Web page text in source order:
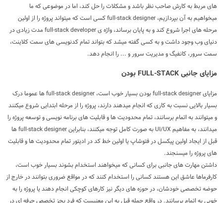
های مربط به کارش صاحب نظر باشد و مشکلات را حل کند، اما در موضوعی که ما
میخواهیم به آن بپردازیم، full-stack designer کسی است که میتواند پروژه را از اولین
مرحله های اجرا شروع کند و به پایان برساند، واژه ی full-stack developer مدت زیادی در
دنیای وب وجود داشت و به کسی گفته میشد که بتواند تمام کدنویسی های سمت کلاینت،
سمت سرور، کانفیگ و مدیریت سرور و ... را انجام دهد.
مزایای جانبی FULL-STACK بودن
مزایای full-stack designer بودن بسیار خوب است، full-stack designer ها عموما درک
بسیار بالایی نسبت به کاری که انجام میدهند دارند، پروژه را از مرحله ابتدایی شروع میکنند
و میتوانند به اتمام برسانند، تمام محدودیت ها و قابلیت های برنامه نویسی و توسعه پروژه را
میدانند، به مفاهیم UI/UX به صورت کامل توجه میکنند، بنابراین full-stack designer ها
قبل از ایجاد اولین پیکسل در فتوشاپ یا اولین خط کد در ادیتور تمام محدودیت ها و قابلیت
های پروژه را میسنجند.
داشتن مهارت های جانبی برای کسانی که میخواهند استخدام بشوند بسیار خوب است،
کارفرماها عاشق این هستند کسانی را استخدام کنند که در مواقع ضروری بتوانند در خارج از
حوضه تخصصی خودشان، در حوزه های دیگر نیز کارهای کوچکی انجام دهند یا پروژه را به
خوبی به اتمام برسانند. در واقع جمله قبل به این معنیست که فرد بجز تخصص حرفه ای در